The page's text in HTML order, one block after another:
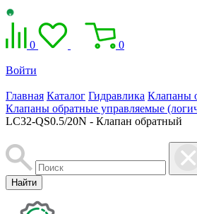
0 0
Войти
Главная Каталог Гидравлика Клапаны
Клапаны обратные управляемые
LC32-QS0.5/20N - Клапан обратный
Найти